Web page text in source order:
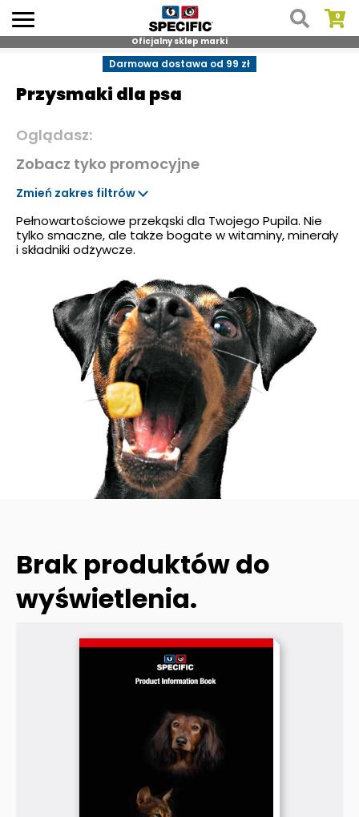
content
Oficjalny sklep marki
Darmowa dostawa od 99 zł
Przysmaki dla psa
Oglądasz:
Zobacz tyko promocyjne
Zmień zakres filtrów
Pełnowartościowe przekąski dla Twojego Pupila. Nie
tylko smaczne, ale także bogate w witaminy, minerały
i składniki odżywcze.
Brak produktów do
wyświetlenia.